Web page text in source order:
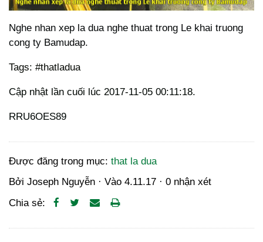
Nghe nhan xep la dua nghe thuat trong Le khai truong
cong ty Bamudap.
Tags: #thatladua
Cập nhật lần cuối lúc 2017-11-05 00:11:18.
RRU6OES89
Được đăng trong mục: that la dua
Bởi Joseph Nguyễn · Vào 4.11.17 · 0 nhận xét
Chia sẻ: